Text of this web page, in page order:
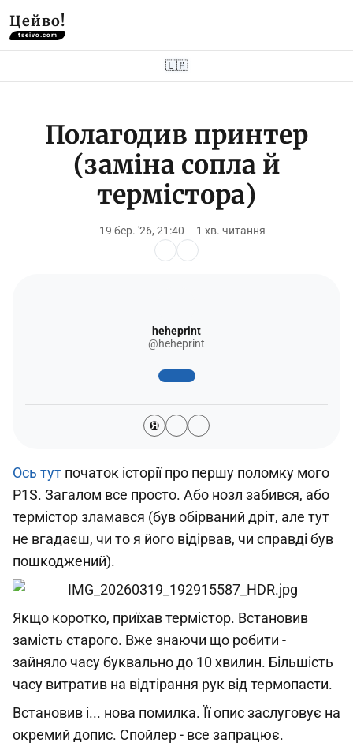
Цейво!
tseivo.com
🇺🇦
Полагодив принтер
(заміна сопла й
термістора)
19 бер. '26, 21:40 1 хв. читання
heheprint
@heheprint
Я
Ось тут початок історії про першу поломку мого
P1S. Загалом все просто. Або нозл забився, або
термістор зламався (був обірваний дріт, але тут
не вгадаєш, чи то я його відірвав, чи справді був
пошкоджений).
Якщо коротко, приїхав термістор. Встановив
замість старого. Вже знаючи що робити -
зайняло часу буквально до 10 хвилин. Більшість
часу витратив на відтірання рук від термопасти.
Встановив і... нова помилка. Її опис заслуговує на
окремий допис. Спойлер - все запрацює.